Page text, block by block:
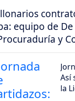
equipo de
y
Así
la